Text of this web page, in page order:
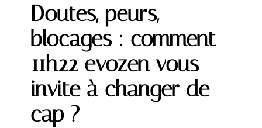
Doutes, peurs,
blocages : comment
11h22 evozen vous
invite à changer de
cap ?